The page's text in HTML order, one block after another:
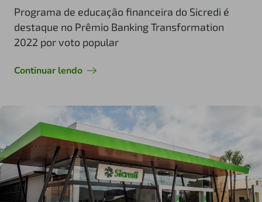
Programa de educação financeira do Sicredi é
destaque no Prêmio Banking Transformation
2022 por voto popular
Continuar lendo